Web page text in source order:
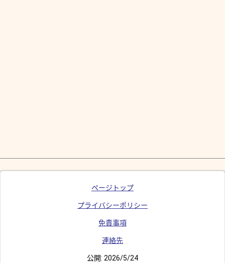
ページトップ
プライバシーポリシー
免責事項
連絡先
公開: 2026/5/24